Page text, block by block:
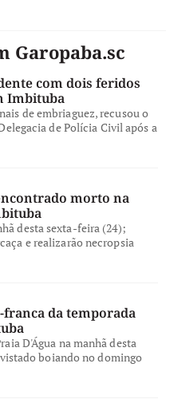
Garopaba.sc
com dois feridos
Imbituba
de embriaguez, recusou o
de Polícia Civil após a
morto na
desta sexta-feira (24);
e realizarão necropsia
da temporada
D'Água na manhã desta
boiando no domingo